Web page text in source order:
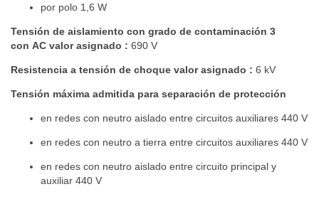
por polo 1,6 W
Tensión de aislamiento con grado de contaminación 3
con AC valor asignado : 690 V
Resistencia a tensión de choque valor asignado : 6 kV
Tensión máxima admitida para separación de protección
en redes con neutro aislado entre circuitos auxiliares 440 V
en redes con neutro a tierra entre circuitos auxiliares 440 V
en redes con neutro aislado entre circuito principal y
auxiliar 440 V